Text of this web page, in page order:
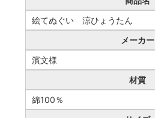
絵てぬぐい 涼ひょうたん
メーカー
濱文様
材質
綿100％